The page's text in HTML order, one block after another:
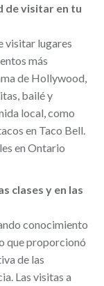
de visitar en tu
visitar lugares
más
de Hollywood,
bailé y
local, como
en Taco Bell.
en Ontario
clases y en las
conocimiento
que proporcionó
de las
Las visitas a